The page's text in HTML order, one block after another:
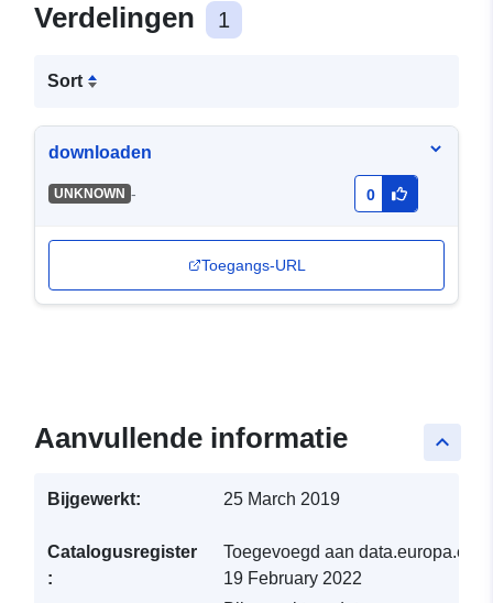
Verdelingen 1
Sort
downloaden
UNKNOWN - 0
Toegangs-URL
keyboard_arrow_up
Aanvullende informatie
Bijgewerkt: 25 March 2019
Catalogusregister
:
Toegevoegd aan data.europa.eu:
19 February 2022